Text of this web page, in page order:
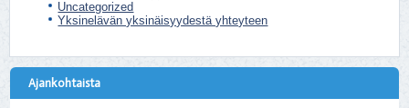
Uncategorized
Yksinelävän yksinäisyydestä yhteyteen
Ajankohtaista